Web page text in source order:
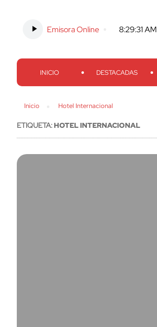
Emisora Online 8:29:32 AM
INICIO DESTACADAS
Inicio Hotel Internacional
ETIQUETA:HOTEL INTERNACIONAL